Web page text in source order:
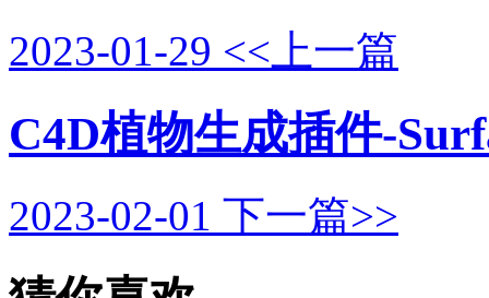
2023-01-29 <<上一篇
C4D植物生成插件-
2023-02-01 下一篇>>